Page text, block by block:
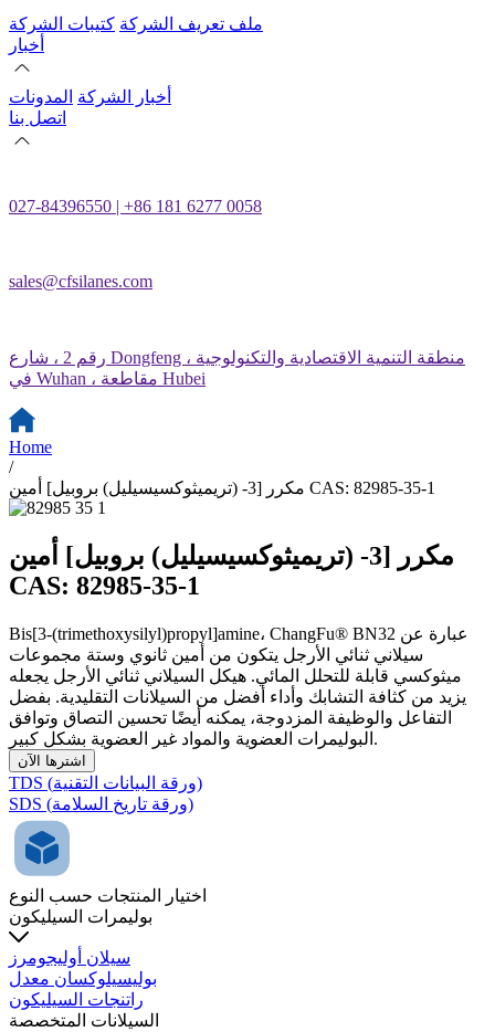
ملف تعريف الشركة كتيبات الشركة
أخبار
أخبار الشركة المدونات
اتصل بنا
027-84396550 | +86 181 6277 0058
sales@cfsilanes.com
رقم 2 ، شارع Dongfeng ، منطقة التنمية الاقتصادية والتكنولوجية
في Wuhan ، مقاطعة Hubei
Home
/
مكرر [3- (تريميثوكسيسيليل) بروبيل] أمين CAS: 82985-35-1
مكرر [3- (تريميثوكسيسيليل) بروبيل] أمين
CAS: 82985-35-1
Bis[3-(trimethoxysilyl)propyl]amine، ChangFu® BN32 عبارة عن
سيلاني ثنائي الأرجل يتكون من أمين ثانوي وستة مجموعات
ميثوكسي قابلة للتحلل المائي. هيكل السيلاني ثنائي الأرجل يجعله
يزيد من كثافة التشابك وأداء أفضل من السيلانات التقليدية. بفضل
التفاعل والوظيفة المزدوجة، يمكنه أيضًا تحسين التصاق وتوافق
البوليمرات العضوية والمواد غير العضوية بشكل كبير.
اشترها الآن
TDS (ورقة البيانات التقنية)
SDS (ورقة تاريخ السلامة)
اختيار المنتجات حسب النوع
بوليمرات السيليكون
سيلان أوليجومرز
بوليسيلوكسان معدل
راتنجات السيليكون
السيلانات المتخصصة